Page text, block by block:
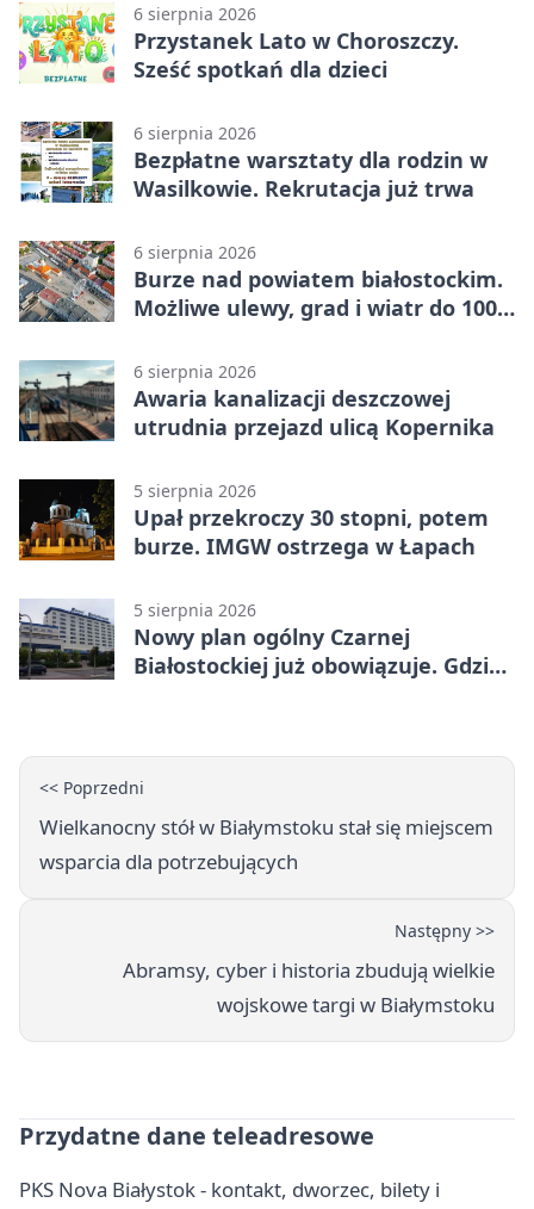
6 sierpnia 2026
Przystanek Lato w Choroszczy.
Sześć spotkań dla dzieci
6 sierpnia 2026
Bezpłatne warsztaty dla rodzin w
Wasilkowie. Rekrutacja już trwa
6 sierpnia 2026
Burze nad powiatem białostockim.
Możliwe ulewy, grad i wiatr do 100
6 sierpnia 2026
Awaria kanalizacji deszczowej
utrudnia przejazd ulicą Kopernika
5 sierpnia 2026
Upał przekroczy 30 stopni, potem
burze. IMGW ostrzega w Łapach
5 sierpnia 2026
Nowy plan ogólny Czarnej
Białostockiej już obowiązuje. Gdzie
<< Poprzedni
Wielkanocny stół w Białymstoku stał się miejscem
wsparcia dla potrzebujących
Następny >>
Abramsy, cyber i historia zbudują wielkie
wojskowe targi w Białymstoku
Przydatne dane teleadresowe
PKS Nova Białystok - kontakt, dworzec, bilety i